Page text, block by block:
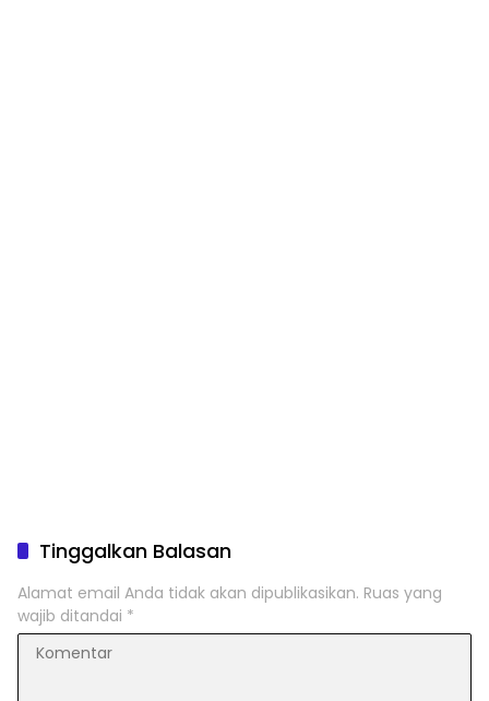
Tinggalkan Balasan
Alamat email Anda tidak akan dipublikasikan. Ruas yang
wajib ditandai *